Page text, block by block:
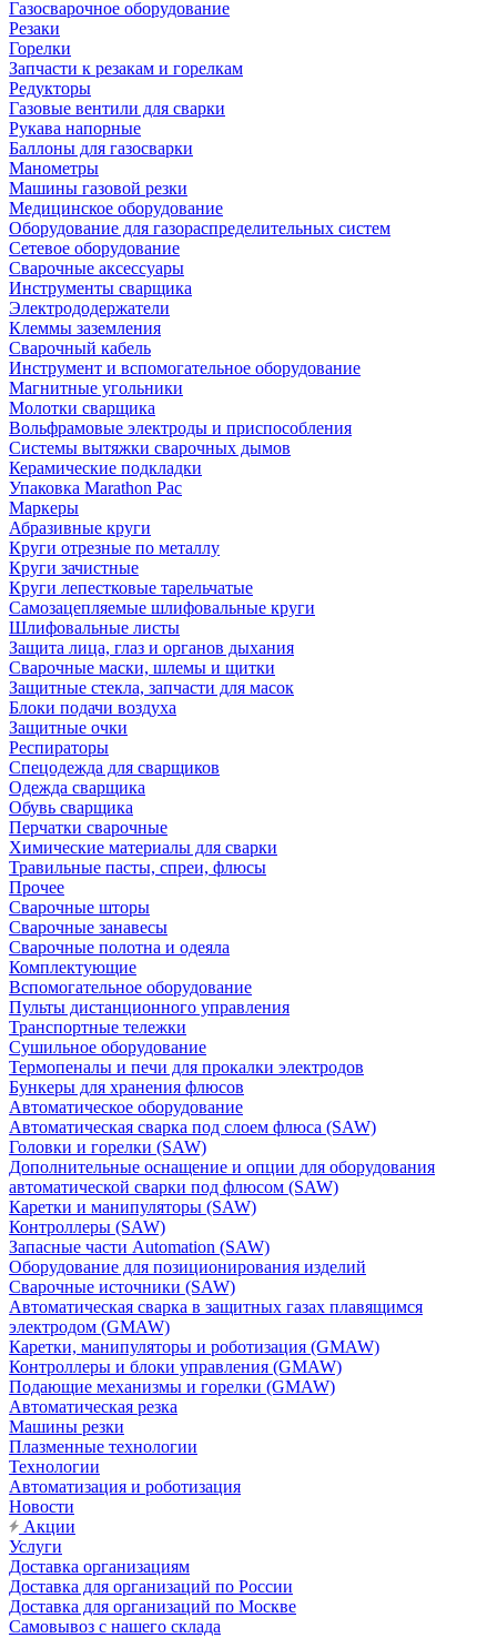
Газосварочное оборудование
Резаки
Горелки
Запчасти к резакам и горелкам
Редукторы
Газовые вентили для сварки
Рукава напорные
Баллоны для газосварки
Манометры
Машины газовой резки
Медицинское оборудование
Оборудование для газораспределительных систем
Сетевое оборудование
Сварочные аксессуары
Инструменты сварщика
Электрододержатели
Клеммы заземления
Сварочный кабель
Инструмент и вспомогательное оборудование
Магнитные угольники
Молотки сварщика
Вольфрамовые электроды и приспособления
Системы вытяжки сварочных дымов
Керамические подкладки
Упаковка Marathon Pac
Маркеры
Абразивные круги
Круги отрезные по металлу
Круги зачистные
Круги лепестковые тарельчатые
Самозацепляемые шлифовальные круги
Шлифовальные листы
Защита лица, глаз и органов дыхания
Сварочные маски, шлемы и щитки
Защитные стекла, запчасти для масок
Блоки подачи воздуха
Защитные очки
Респираторы
Спецодежда для сварщиков
Одежда сварщика
Обувь сварщика
Перчатки сварочные
Химические материалы для сварки
Травильные пасты, спреи, флюсы
Прочее
Сварочные шторы
Сварочные занавесы
Сварочные полотна и одеяла
Комплектующие
Вспомогательное оборудование
Пульты дистанционного управления
Транспортные тележки
Сушильное оборудование
Термопеналы и печи для прокалки электродов
Бункеры для хранения флюсов
Автоматическое оборудование
Автоматическая сварка под слоем флюса (SAW)
Головки и горелки (SAW)
Дополнительные оснащение и опции для оборудования
автоматической сварки под флюсом (SAW)
Каретки и манипуляторы (SAW)
Контроллеры (SAW)
Запасные части Automation (SAW)
Оборудование для позиционирования изделий
Сварочные источники (SAW)
Автоматическая сварка в защитных газах плавящимся
электродом (GMAW)
Каретки, манипуляторы и роботизация (GMAW)
Контроллеры и блоки управления (GMAW)
Подающие механизмы и горелки (GMAW)
Автоматическая резка
Машины резки
Плазменные технологии
Технологии
Автоматизация и роботизация
Новости
Акции
Услуги
Доставка организациям
Доставка для организаций по России
Доставка для организаций по Москве
Самовывоз с нашего склада